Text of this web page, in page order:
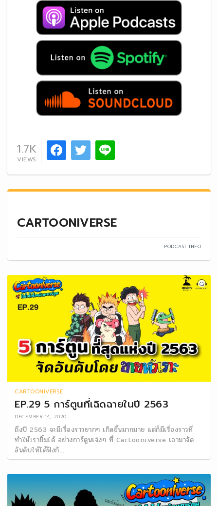
VIEWS
1.7K
CARTOONIVERSE
PODCAST INFO
CARTOONIVERSE
EP.29 5 การ์ตูนที่เฉิดฉายในปี 2563
DECEMBER 14, 2020
ถึงปี 2563 จะมีเรื่องราวยากๆ เกิดขึ้นมากมาย แต่ก็มีเรื่องราวที่
ทำให้เรายิ้มได้ อย่างการ์ตูนเจ๋งๆ ที่ Cartooniverse เอามาจัด
อันดับให้ได้ฟังกั...